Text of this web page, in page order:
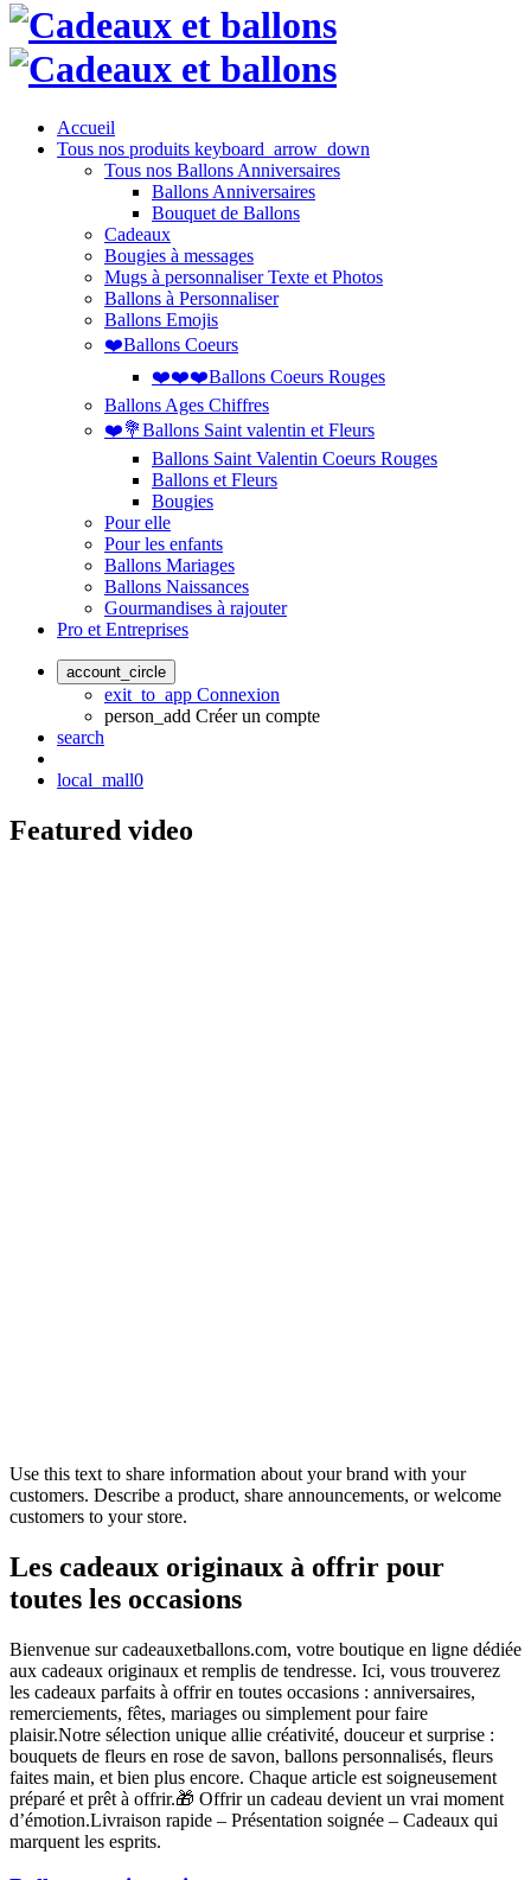
Accueil
Tous nos produits keyboard_arrow_down
Tous nos Ballons Anniversaires
Ballons Anniversaires
Bouquet de Ballons
Cadeaux
Bougies à messages
Mugs à personnaliser Texte et Photos
Ballons à Personnaliser
Ballons Emojis
❤️Ballons Coeurs
❤️❤️❤️Ballons Coeurs Rouges
Ballons Ages Chiffres
❤️💐Ballons Saint valentin et Fleurs
Ballons Saint Valentin Coeurs Rouges
Ballons et Fleurs
Bougies
Pour elle
Pour les enfants
Ballons Mariages
Ballons Naissances
Gourmandises à rajouter
Pro et Entreprises
account_circle
exit_to_app Connexion
person_add Créer un compte
search
local_mall0
Featured video
Use this text to share information about your brand with your
customers. Describe a product, share announcements, or welcome
customers to your store.
Les cadeaux originaux à offrir pour
toutes les occasions
Bienvenue sur cadeauxetballons.com, votre boutique en ligne dédiée
aux cadeaux originaux et remplis de tendresse. Ici, vous trouverez
les cadeaux parfaits à offrir en toutes occasions : anniversaires,
remerciements, fêtes, mariages ou simplement pour faire
plaisir.Notre sélection unique allie créativité, douceur et surprise :
bouquets de fleurs en rose de savon, ballons personnalisés, fleurs
faites main, et bien plus encore. Chaque article est soigneusement
préparé et prêt à offrir.🎁 Offrir un cadeau devient un vrai moment
d’émotion.Livraison rapide – Présentation soignée – Cadeaux qui
marquent les esprits.